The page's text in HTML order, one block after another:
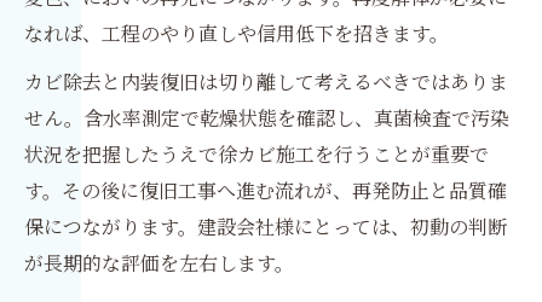
なれば、工程のやり直しや信用低下を招きます。
カビ除去と内装復旧は切り離して考えるべきではありま
せん。含水率測定で乾燥状態を確認し、真菌検査で汚染
状況を把握したうえで徐カビ施工を行うことが重要で
す。その後に復旧工事へ進む流れが、再発防止と品質確
保につながります。建設会社様にとっては、初動の判断
が長期的な評価を左右します。